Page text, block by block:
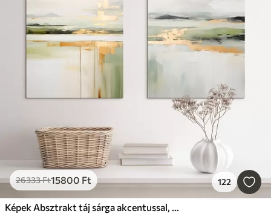
26333Ft15800 Ft 122
Képek Absztrakt táj sárga akcentussal, minimalista kompozíció földből, vízből és égből, tompított színekkel